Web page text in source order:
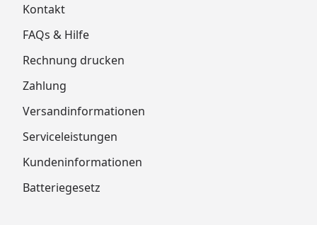
Kontakt
FAQs & Hilfe
Rechnung drucken
Zahlung
Versandinformationen
Serviceleistungen
Kundeninformationen
Batteriegesetz